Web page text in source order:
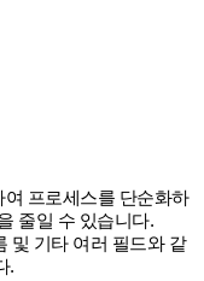
프로세스를 단순화하
줄일 수 있습니다.
및 기타 여러 필드와 같
.